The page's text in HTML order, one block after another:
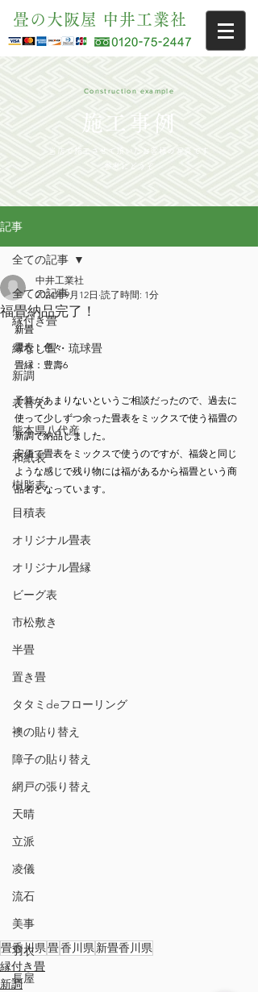
畳の大阪屋 中井工業社
Construction example
施工事例
当店で施工させて頂いたお客様の写真です
参考にどうぞ
記事
全ての記事
縁付き畳
縁なし畳・琉球畳
新調
表替え
熊本県八代産
和紙表
樹脂表
目積表
オリジナル畳表
オリジナル畳縁
ビーグ表
市松敷き
半畳
置き畳
タタミdeフローリング
襖の貼り替え
障子の貼り替え
網戸の張り替え
天晴
立派
凌儀
流石
美事
羽衣
長屋
全ての記事
福畳納品完了！
中井工業社
2024年9月12日 読了時間: 1分
新畳
畳表：色々
畳縁：豊壽6
予算があまりないというご相談だったので、過去に
使って少しずつ余った畳表をミックスで使う福畳の
新調で納品しました。
安価で畳表をミックスで使うのですが、福袋と同じ
ような感じで残り物には福があるから福畳という商
品名となっています。
畳香川県畳香川県新畳香川県
縁付き畳
新調